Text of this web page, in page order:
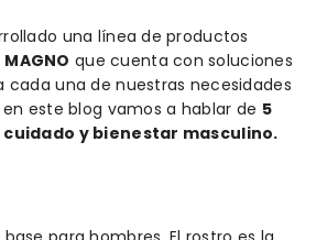
una línea de productos
MAGNO que cuenta con soluciones
cada una de nuestras necesidades
este blog vamos a hablar de 5
y bienestar masculino.